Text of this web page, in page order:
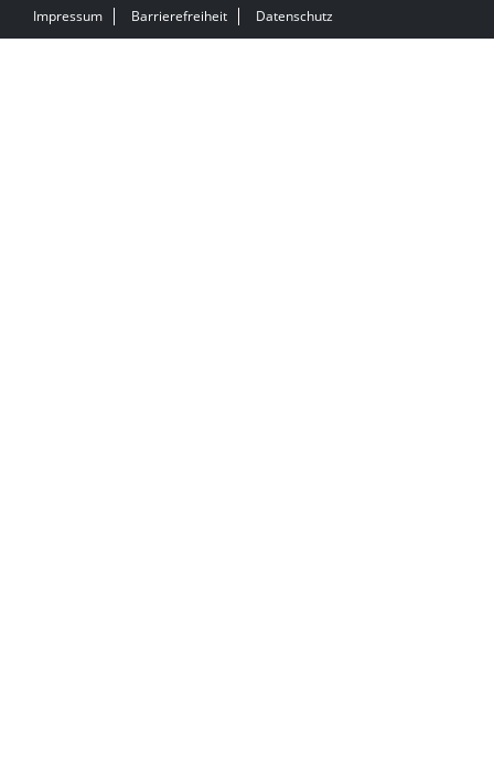
Impressum Barrierefreiheit Datenschutz